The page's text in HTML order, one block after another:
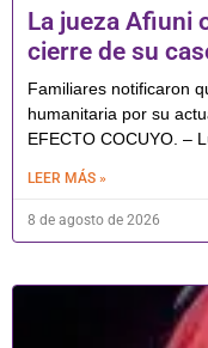
La jueza Afiuni
cierre de su
Familiares notificaron
humanitaria por su
EFECTO COCUYO. –
LEER MÁS »
8 de agosto de 2026